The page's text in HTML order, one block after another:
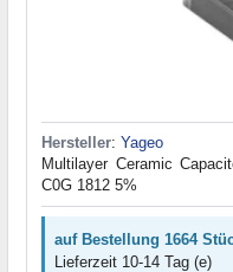
Hersteller: Yageo
Multilayer Ceramic
C0G 1812 5%
auf Bestellung 1664
Lieferzeit 10-14 Tag (e)